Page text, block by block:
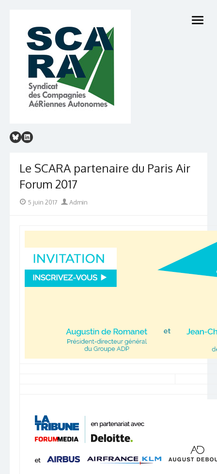
content
open
Le SCARA partenaire du Paris Air
Forum 2017
Posted
5 juin 2017 Author
Admin